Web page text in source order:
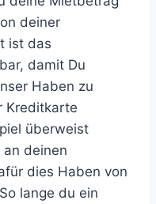
deiner
ist das
damit Du
Haben zu
Kreditkarte
überweist
deinen
dies Haben von
lange du ein